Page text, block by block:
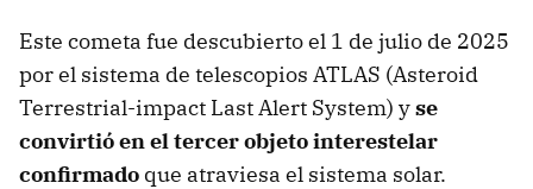
Este cometa fue descubierto el 1 de julio de 2025
por el sistema de telescopios ATLAS (Asteroid
Terrestrial-impact Last Alert System) yse
convirtió en el tercer objeto interestelar
confirmado que atraviesa el sistema solar.